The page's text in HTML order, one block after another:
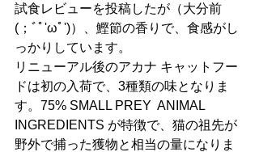
試食レビューを投稿したが（大分前
(；ﾞﾟ'ωﾟ')）、鰹節の香りで、食感がし
っかりしています。﻿
リニューアル後のアカナ キャットフー
ドは初の入荷で、3種類の味となりま
す。75% SMALL PREY  ANIMAL
INGREDIENTS が特徴で、猫の祖先が
野外で捕った獲物と相当の量になりま